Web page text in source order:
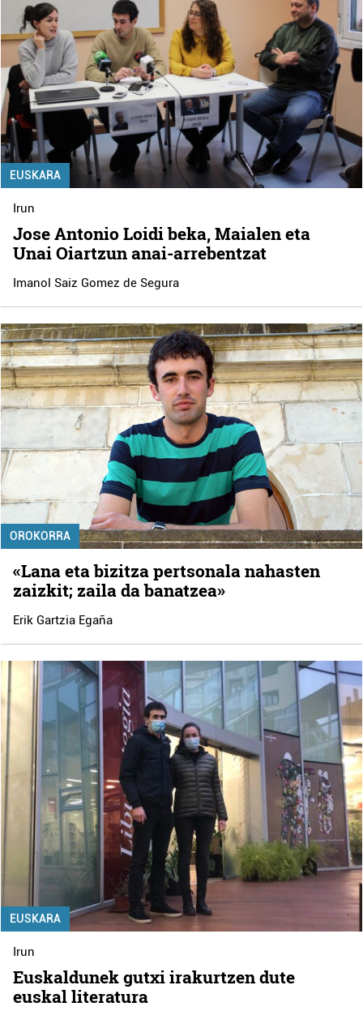
EUSKARA
Irun
Jose Antonio Loidi beka, Maialen eta
Unai Oiartzun anai-arrebentzat
Imanol Saiz Gomez de Segura
OROKORRA
«Lana eta bizitza pertsonala nahasten
zaizkit; zaila da banatzea»
Erik Gartzia Egaña
EUSKARA
Irun
Euskaldunek gutxi irakurtzen dute
euskal literatura